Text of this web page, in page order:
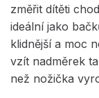
změřit dítěti
ideální jako
klidnější a moc
vzít nadměrek
než nožička